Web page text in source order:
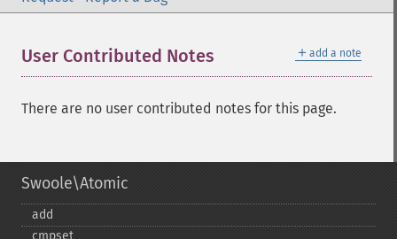
＋ add a note
User Contributed Notes
There are no user contributed notes for this page.
Swoole\Atomic
add
cmpset